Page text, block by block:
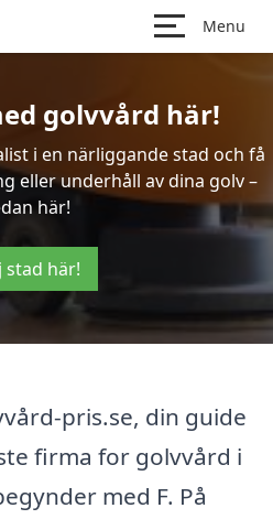
Menu
golvvård här!
i en närliggande stad och få
eller underhåll av dina golv –
här!
stad här!
pris.se, din guide
firma for golvvård i
med F. På